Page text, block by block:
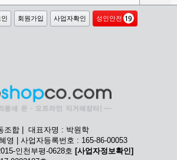
인 회원가입 사업자확인 성인안전
조합 | 대표자명 : 박원학
영 | 사업자등록번호 : 165-86-00053
인천부평-0628호 [사업자정보확인]